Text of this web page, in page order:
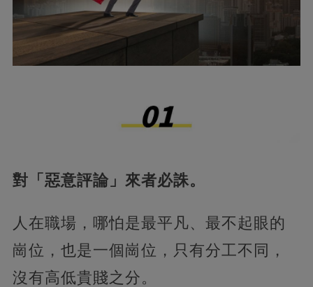
對「惡意評論」來者必誅。
人在職場，哪怕是最平凡、最不起眼的
崗位，也是一個崗位，只有分工不同，
沒有高低貴賤之分。